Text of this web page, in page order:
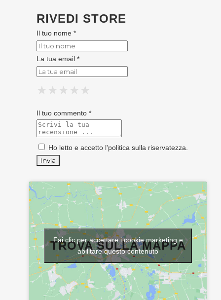
RIVEDI STORE
Il tuo nome *
La tua email *
★
★ ★
★ ★ ★
★ ★ ★ ★
★ ★ ★ ★ ★
Il tuo commento *
Ho letto e accetto l'politica sulla riservatezza
TROVA SULLA MAPPA
Fai clic per accettare i cookie marketing e
abilitare questo contenuto